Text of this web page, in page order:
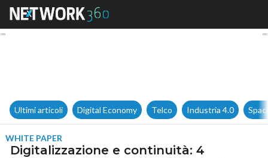
Digitalizzazione e
Ultimi articoli Digital Economy Telco Industria 4.0
WHITE PAPER
Digitalizzazione e continuità: 4